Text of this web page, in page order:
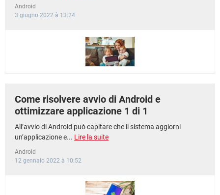
Android
3 giugno 2022 à 13:24
Come risolvere avvio di Android e
ottimizzare applicazione 1 di 1
All’avvio di Android può capitare che il sistema aggiorni
un’applicazione e... Lire la suite
Android
12 gennaio 2022 à 10:52